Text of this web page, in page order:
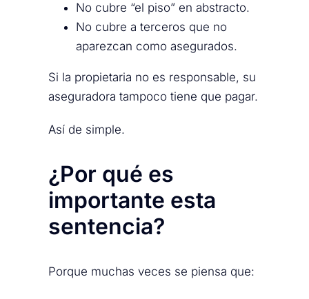
No cubre “el piso” en abstracto.
No cubre a terceros que no
aparezcan como asegurados.
Si la propietaria no es responsable, su
aseguradora tampoco tiene que pagar.
Así de simple.
¿Por qué es
importante esta
sentencia?
Porque muchas veces se piensa que: